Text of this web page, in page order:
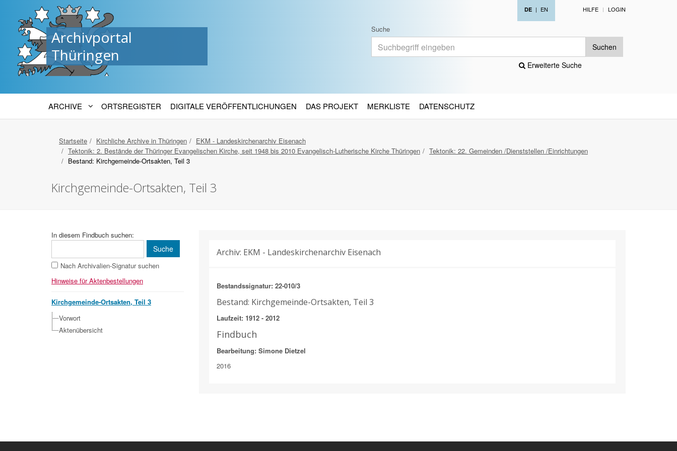
Archivportal
Thüringen
DE | EN HILFE LOGIN
Suche
Suchen
Erweiterte Suche
ARCHIVE ORTSREGISTER DIGITALE VERÖFFENTLICHUNGEN DAS PROJEKT MERKLISTE DATENSCHUTZ
Startseite Kirchliche Archive in Thüringen
EKM - Landeskirchenarchiv Eisenach
Tektonik: 2. Bestände der Thüringer Evangelischen Kirche, seit 1948 bis 2010 Evangelisch-Lutherische Kirche Thüringen
Tektonik: 22. Gemeinden /Dienststellen /Einrichtungen
Bestand: Kirchgemeinde-Ortsakten, Teil 3
Kirchgemeinde-Ortsakten, Teil 3
In diesem Findbuch suchen:
Nach Archivalien-Signatur suchen
Hinweise für Aktenbestellungen
Kirchgemeinde-Ortsakten, Teil 3
Vorwort
Aktenübersicht
Archiv: EKM - Landeskirchenarchiv Eisenach
Bestandssignatur: 22-010/3
Bestand: Kirchgemeinde-Ortsakten, Teil 3
Laufzeit: 1912 - 2012
Findbuch
Bearbeitung: Simone Dietzel
2016